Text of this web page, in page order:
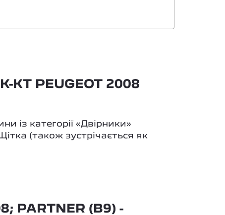
PEUGEOT 2008
із категорії «Двірники»
(також зустрічається як
PARTNER (B9) -